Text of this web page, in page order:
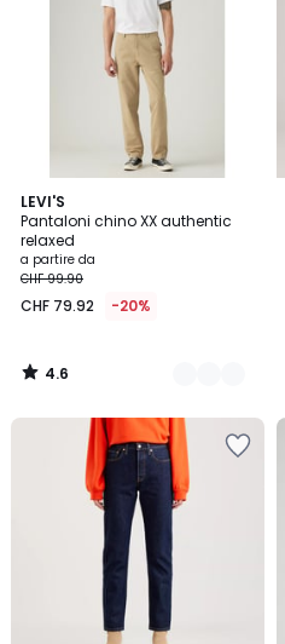
LEVI'S
Pantaloni chino XX authentic
relaxed
a partire da
CHF 99.90
CHF 79.92 -20%
4.6
/ 5
2
Colori
4.6
/